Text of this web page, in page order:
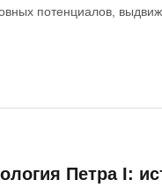
потенциалов,
Петра I: